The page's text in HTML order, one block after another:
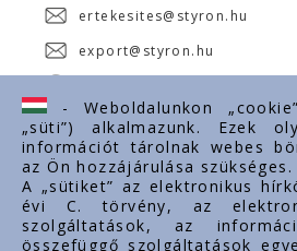
ertekesites@styron.hu
export@styron.hu
Fontos linkek
Rólunk
Dokumentumok
- Weboldalunkon
„süti”) alkalmazunk. Ezek
információt tárolnak webes
az Ön hozzájárulása szükséges.
A „sütiket” az elektronikus
évi C. törvény, az
szolgáltatások, az
összefüggő szolgáltatások